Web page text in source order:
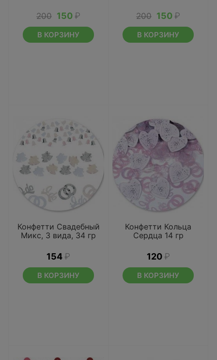
200 150 ₽
В КОРЗИНУ
200 150 ₽
В КОРЗИНУ
Конфетти Свадебный
Микс, 3 вида, 34 гр
154 ₽
В КОРЗИНУ
Конфетти Кольца
Сердца 14 гр
120 ₽
В КОРЗИНУ